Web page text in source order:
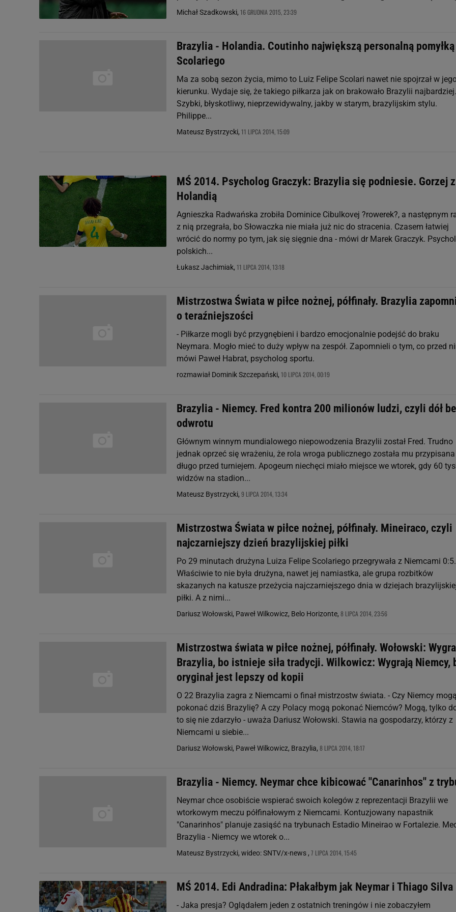
Michał Szadkowski, 16 GRUDNIA 2015, 23:39
Brazylia - Holandia. Coutinho największą personalną pomyłką
Scolariego
Ma za sobą sezon życia, mimo to Luiz Felipe Scolari nawet nie spojrzał w
kierunku. Wydaje się, że takiego piłkarza jak on brakowało Brazylii najbardziej.
Szybki, błyskotliwy, nieprzewidywalny, jakby w starym, brazylijskim stylu.
Philippe...
Mateusz Bystrzycki, 11 LIPCA 2014, 15:09
MŚ 2014. Psycholog Graczyk: Brazylia się podniesie. Gorzej z
Holandią
Agnieszka Radwańska zrobiła Dominice Cibulkovej ?rowerek?, a następnym
z nią przegrała, bo Słowaczka nie miała już nic do stracenia. Czasem łatwiej
wrócić do normy po tym, jak się sięgnie dna - mówi dr Marek Graczyk.
polskich...
Łukasz Jachimiak, 11 LIPCA 2014, 13:18
Mistrzostwa Świata w piłce nożnej, półfinały. Brazylia
o teraźniejszości
- Piłkarze mogli być przygnębieni i bardzo emocjonalnie podejść do braku
Neymara. Mogło mieć to duży wpływ na zespół. Zapomnieli o tym, co przed
mówi Paweł Habrat, psycholog sportu.
rozmawiał Dominik Szczepański, 10 LIPCA 2014, 00:19
Brazylia - Niemcy. Fred kontra 200 milionów ludzi, czyli dół
odwrotu
Głównym winnym mundialowego niepowodzenia Brazylii został Fred. Trudno
jednak oprzeć się wrażeniu, że rola wroga publicznego została mu
długo przed turniejem. Apogeum niechęci miało miejsce we wtorek, gdy 60
widzów na stadion...
Mateusz Bystrzycki, 9 LIPCA 2014, 13:34
Mistrzostwa Świata w piłce nożnej, półfinały. Mineiraco, czyli
najczarniejszy dzień brazylijskiej piłki
Po 29 minutach drużyna Luiza Felipe Scolariego przegrywała z Niemcami 0:5.
Właściwie to nie była drużyna, nawet jej namiastka, ale grupa rozbitków
skazanych na katusze przeżycia najczarniejszego dnia w dziejach
piłki. A z nimi...
Dariusz Wołowski, Paweł Wilkowicz, Belo Horizonte, 8 LIPCA 2014, 23:56
Mistrzostwa świata w piłce nożnej, półfinały. Wołowski: Wygra
Brazylia, bo istnieje siła tradycji. Wilkowicz: Wygrają Niemcy,
oryginał jest lepszy od kopii
O 22 Brazylia zagra z Niemcami o finał mistrzostw świata. - Czy Niemcy mogą
pokonać dziś Brazylię? A czy Polacy mogą pokonać Niemców? Mogą, tylko
to się nie zdarzyło - uważa Dariusz Wołowski. Stawia na gospodarzy, którzy z
Niemcami u siebie...
Dariusz Wołowski, Paweł Wilkowicz, Brazylia, 8 LIPCA 2014, 18:17
Brazylia - Niemcy. Neymar chce kibicować "Canarinhos" z
Neymar chce osobiście wspierać swoich kolegów z reprezentacji Brazylii we
wtorkowym meczu półfinałowym z Niemcami. Kontuzjowany napastnik
"Canarinhos" planuje zasiąść na trybunach Estadio Mineirao w Fortalezie.
Brazylia - Niemcy we wtorek o...
Mateusz Bystrzycki, wideo: SNTV/x-news , 7 LIPCA 2014, 15:45
MŚ 2014. Edi Andradina: Płakałbym jak Neymar i Thiago Silva
- Jaka presja? Oglądałem jeden z ostatnich treningów i nie zobaczyłem